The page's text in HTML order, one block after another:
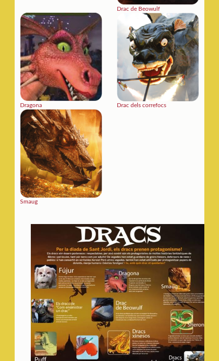
Drac de Beowulf
Dragona Drac dels correfocs
Smaug